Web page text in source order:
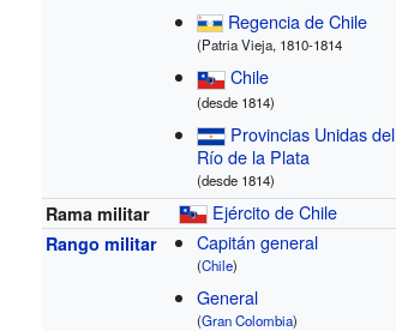
Regencia de Chile
(Patria Vieja, 1810-1814
Chile
(desde 1814)
Provincias Unidas del
Río de la Plata
(desde 1814)
Rama militar Ejército de Chile
Rango militar Capitán general
(Chile)
General
(Gran Colombia)